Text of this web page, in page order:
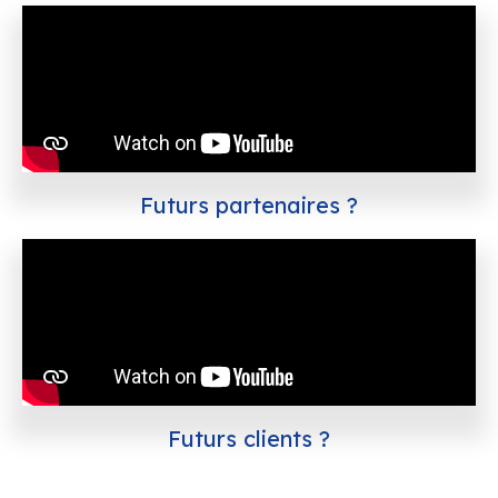
Futurs partenaires ?
Futurs clients ?